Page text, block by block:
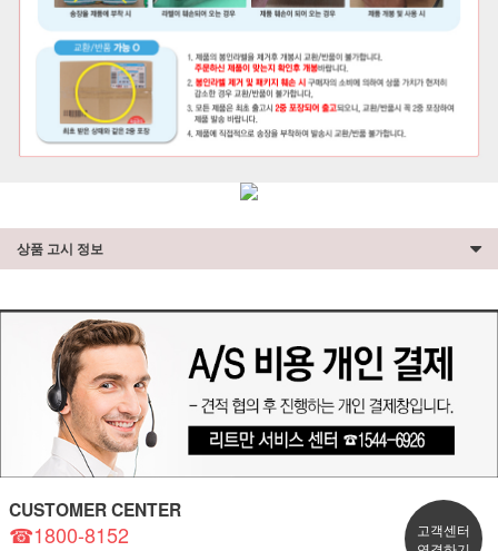
상품 고시 정보
CUSTOMER CENTER
☎1800-8152
고객센터